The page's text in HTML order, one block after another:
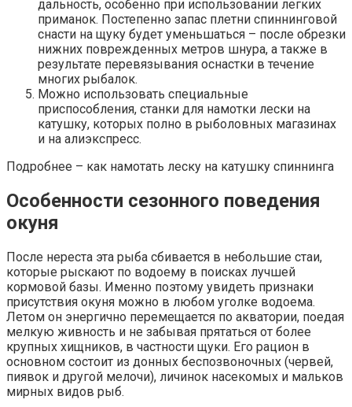
дальность, особенно при использовании легких
приманок. Постепенно запас плетни спиннинговой
снасти на щуку будет уменьшаться – после обрезки
нижних поврежденных метров шнура, а также в
результате перевязывания оснастки в течение
многих рыбалок.
Можно использовать специальные
приспособления, станки для намотки лески на
катушку, которых полно в рыболовных магазинах
и на алиэкспресс.
Подробнее – как намотать леску на катушку спиннинга
Особенности сезонного поведения
окуня
После нереста эта рыба сбивается в небольшие стаи,
которые рыскают по водоему в поисках лучшей
кормовой базы. Именно поэтому увидеть признаки
присутствия окуня можно в любом уголке водоема.
Летом он энергично перемещается по акватории, поедая
мелкую живность и не забывая прятаться от более
крупных хищников, в частности щуки. Его рацион в
основном состоит из донных беспозвоночных (червей,
пиявок и другой мелочи), личинок насекомых и мальков
мирных видов рыб.